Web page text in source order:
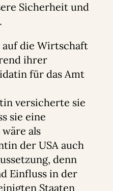
Sicherheit und
auf die Wirtschaft
ihrer
für das Amt
versicherte sie
sie eine
als
der USA auch
denn
Einfluss in der
Staaten